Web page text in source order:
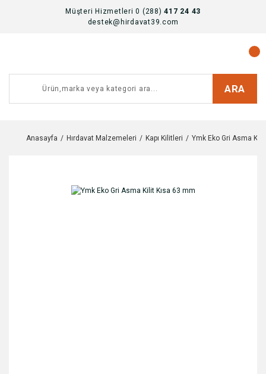
Müşteri Hizmetleri 0 (288)417 24 43
destek@hirdavat39.com
ARA
Anasayfa Hırdavat Malzemeleri Kapı Kilitleri Ymk Eko Gri Asma